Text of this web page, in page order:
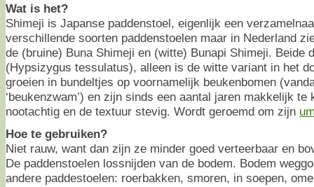
Wat is het?
Shimeji is Japanse paddenstoel, eigenlijk een
verschillende soorten paddenstoelen maar in Nederland
de (bruine) Buna Shimeji en (witte) Bunapi Shimeji. Beide
(Hypsizygus tessulatus), alleen is de witte variant in het
groeien in bundeltjes op voornamelijk beukenbomen
‘beukenzwam’) en zijn sinds een aantal jaren makkelijk
nootachtig en de textuur stevig. Wordt geroemd om zijn
Hoe te gebruiken?
Niet rauw, want dan zijn ze minder goed verteerbaar en
De paddenstoelen lossnijden van de bodem. Bodem
andere paddestoelen: roerbakken, smoren, in soepen,